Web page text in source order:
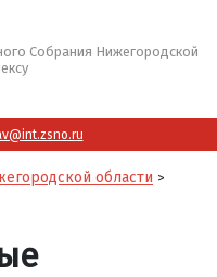
Собрания Нижегородской
области >